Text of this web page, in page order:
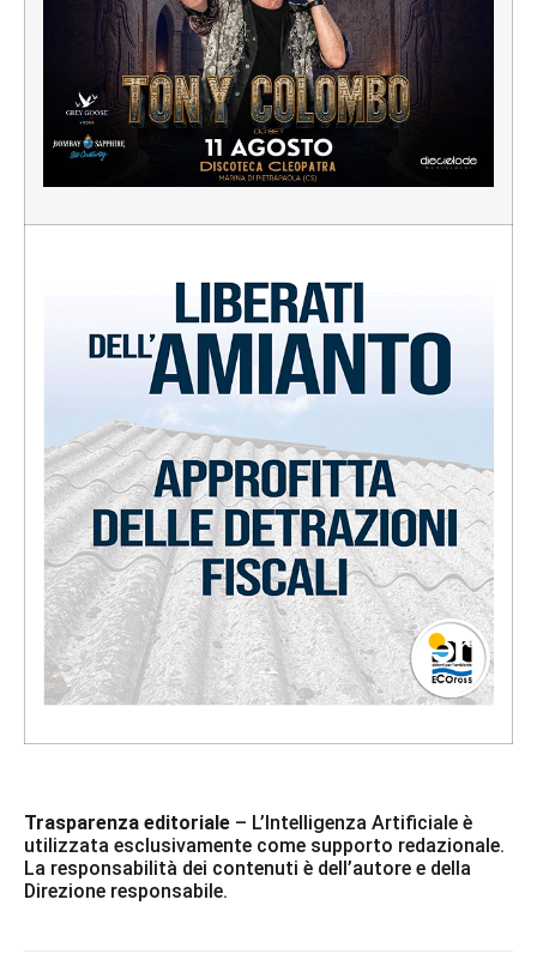
Trasparenza editoriale – L’Intelligenza Artificiale è
utilizzata esclusivamente come supporto redazionale.
La responsabilità dei contenuti è dell’autore e della
Direzione responsabile.